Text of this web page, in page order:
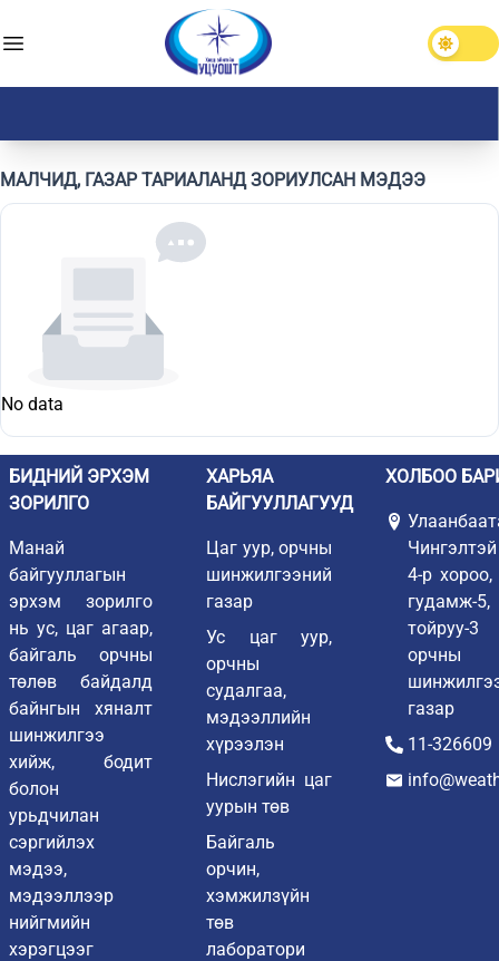
МАЛЧИД, ГАЗАР ТАРИАЛАНД ЗОРИУЛСАН МЭДЭЭ
No data
БИДНИЙ ЭРХЭМ
ЗОРИЛГО
Манай
байгууллагын
эрхэм зорилго
нь ус, цаг агаар,
байгаль орчны
төлөв байдалд
байнгын хяналт
шинжилгээ
хийж, бодит
болон
урьдчилан
сэргийлэх
мэдээ,
мэдээллээр
нийгмийн
хэрэгцээг
ХАРЬЯА
БАЙГУУЛЛАГУУД
Цаг уур, орчны
шинжилгээний
газар
Ус цаг уур,
орчны
судалгаа,
мэдээллийн
хүрээлэн
Нислэгийн цаг
уурын төв
Байгаль
орчин,
хэмжилзүйн
төв
лаборатори
ХОЛБОО
4-р
тойруу-3
орчны
газар
11-326609